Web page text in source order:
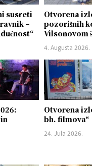
susreti
–
Otvorena
pozorišnih
Vilsonovom
4. Augusta 2026.
Otvorena
bh. filmova“
24. Jula 2026.